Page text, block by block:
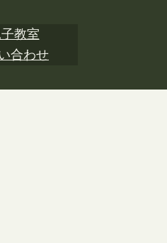
教室
合わせ